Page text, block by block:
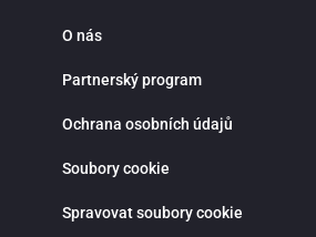
O nás
Partnerský program
Ochrana osobních údajů
Soubory cookie
Spravovat soubory cookie